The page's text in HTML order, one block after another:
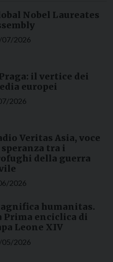
Nobel Laureates
07/2026
il vertice dei
europei
2026
Veritas Asia, voce
tra i
della guerra
2026
humanitas.
Prima enciclica di
Leone XIV
05/2026